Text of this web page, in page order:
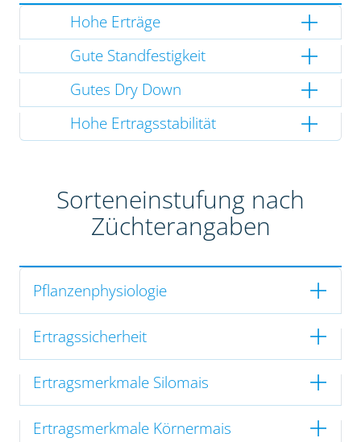
Hohe Erträge
Gute Standfestigkeit
Gutes Dry Down
Hohe Ertragsstabilität
Sorteneinstufung nach
Züchterangaben
Pflanzenphysiologie
Ertragssicherheit
Ertragsmerkmale Silomais
Ertragsmerkmale Körnermais